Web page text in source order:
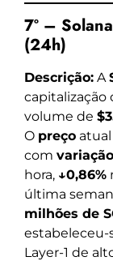
7º –
(24h)
Descrição: A
capitalização
volume de
O preço
com variação
hora, ↓0,86%
última
milhões de
estabeleceu-
Layer-1 de